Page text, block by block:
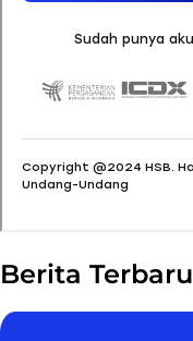
Berita Terbaru